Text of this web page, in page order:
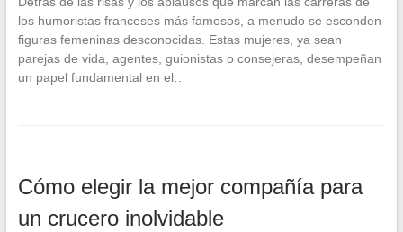
los humoristas franceses más famosos, a menudo se esconden
figuras femeninas desconocidas. Estas mujeres, ya sean
parejas de vida, agentes, guionistas o consejeras, desempeñan
un papel fundamental en el…
Cómo elegir la mejor compañía para
un crucero inolvidable